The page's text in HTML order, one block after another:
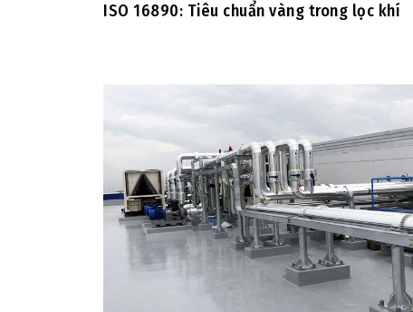
ISO 16890: Tiêu chuẩn vàng trong lọc khí